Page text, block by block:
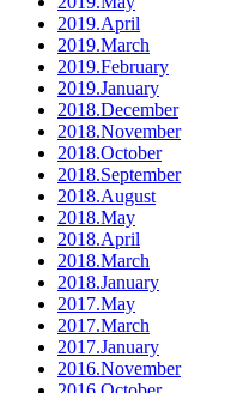
2019.April
2019.March
2019.February
2019.January
2018.December
2018.November
2018.October
2018.September
2018.August
2018.May
2018.April
2018.March
2018.January
2017.May
2017.March
2017.January
2016.November